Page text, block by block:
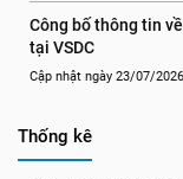
Công bố thông tin
tại VSDC
Cập nhật ngày 23/07/
Thống kê